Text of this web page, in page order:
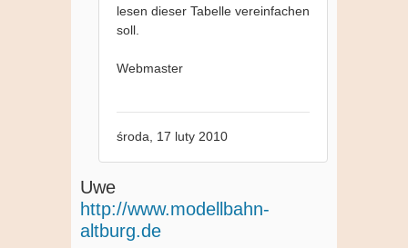
lesen dieser Tabelle vereinfachen
soll.
Webmaster
środa, 17 luty 2010
Uwe
http://www.modellbahn-
altburg.de